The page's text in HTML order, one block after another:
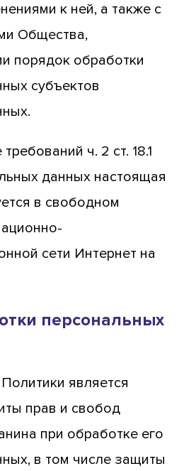
к ней, а также с
Общества,
порядок обработки
субъектов
ч. 2 ст. 18.1
данных настоящая
в свободном
сети Интернет на
персональных
является
прав и свобод
при обработке его
в том числе защиты